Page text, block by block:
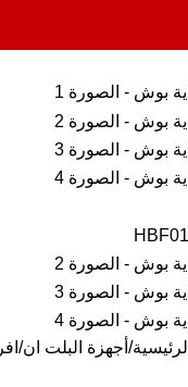
الرئيسية أجهزة البلت ان